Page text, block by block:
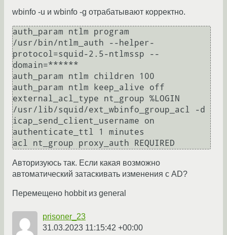
wbinfo -u и wbinfo -g отрабатывают корректно.
auth_param ntlm program
/usr/bin/ntlm_auth --helper-
protocol=squid-2.5-ntlmssp --
domain=******
auth_param ntlm children 100
auth_param ntlm keep_alive off
external_acl_type nt_group %LOGIN
/usr/lib/squid/ext_wbinfo_group_acl -d
icap_send_client_username on
authenticate_ttl 1 minutes
Авторизуюсь так. Если какая возможно
автоматический затаскивать изменения с AD?
Перемещено hobbit из general
prisoner_23
31.03.2023 11:15:42 +00:00